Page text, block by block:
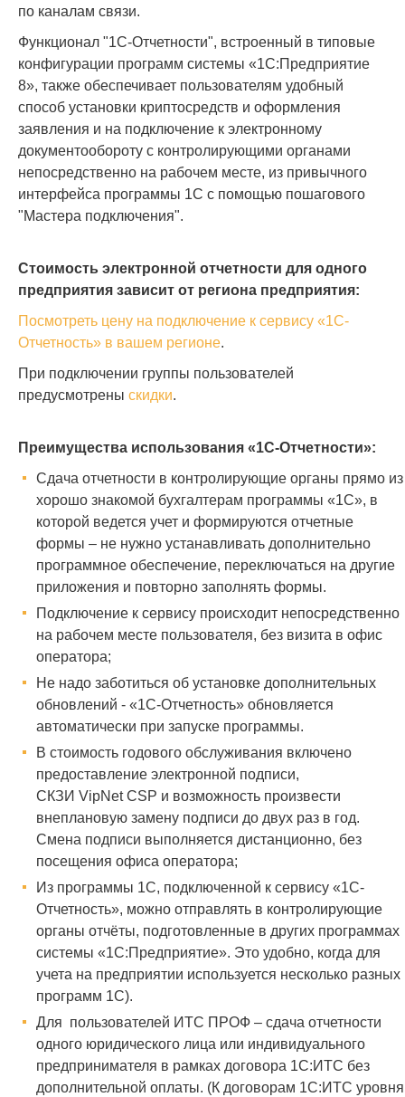
по каналам связи.
Функционал "1С-Отчетности", встроенный в типовые
конфигурации программ системы «1С:Предприятие
8», также обеспечивает пользователям удобный
способ установки криптосредств и оформления
заявления и на подключение к электронному
документообороту с контролирующими органами
непосредственно на рабочем месте, из привычного
интерфейса программы 1С с помощью пошагового
"Мастера подключения".
Стоимость электронной отчетности для одного
предприятия зависит от региона предприятия:
Посмотреть цену на подключение к сервису «1С-
Отчетность» в вашем регионе.
При подключении группы пользователей
предусмотрены скидки.
Преимущества использования «1С-Отчетности»:
Сдача отчетности в контролирующие органы прямо из
хорошо знакомой бухгалтерам программы «1С», в
которой ведется учет и формируются отчетные
формы – не нужно устанавливать дополнительно
программное обеспечение, переключаться на другие
приложения и повторно заполнять формы.
Подключение к сервису происходит непосредственно
на рабочем месте пользователя, без визита в офис
оператора;
Не надо заботиться об установке дополнительных
обновлений - «1С-Отчетность» обновляется
автоматически при запуске программы.
В стоимость годового обслуживания включено
предоставление электронной подписи,
СКЗИ VipNet CSP и возможность произвести
внеплановую замену подписи до двух раз в год.
Смена подписи выполняется дистанционно, без
посещения офиса оператора;
Из программы 1С, подключенной к сервису «1С-
Отчетность», можно отправлять в контролирующие
органы отчёты, подготовленные в других программах
системы «1С:Предприятие». Это удобно, когда для
учета на предприятии используется несколько разных
программ 1С).
Для пользователей ИТС ПРОФ – сдача отчетности
одного юридического лица или индивидуального
предпринимателя в рамках договора 1С:ИТС без
дополнительной оплаты. (К договорам 1С:ИТС уровня